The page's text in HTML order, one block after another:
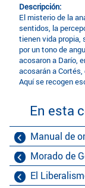
Descripción:
El misterio de la
sentidos, la
tienen vida
por un tono de
acosaron a Darío,
acosarán a
Aquí se recogen
En esta
Manual de
Morado de
El